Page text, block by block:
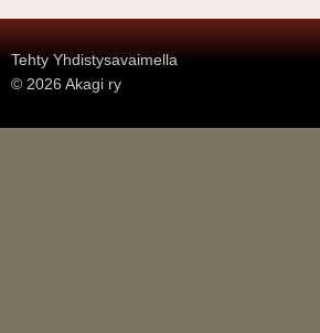
Tehty Yhdistysavaimella
© 2026 Akagi ry